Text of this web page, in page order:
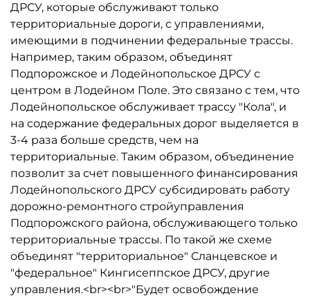
ДРСУ, которые обслуживают только
территориальные дороги, с управлениями,
имеющими в подчинении федеральные трассы.
Например, таким образом, объединят
Подпорожское и Лодейнопольское ДРСУ с
центром в Лодейном Поле. Это связано с тем, что
Лодейнопольское обслуживает трассу "Кола", и
на содержание федеральных дорог выделяется в
3-4 раза больше средств, чем на
территориальные. Таким образом, объединение
позволит за счет повышенного финансирования
Лодейнопольского ДРСУ субсидировать работу
дорожно-ремонтного стройуправления
Подпорожского района, обслуживающего только
территориальные трассы. По такой же схеме
объединят "территориальное" Сланцевское и
"федеральное" Кингисеппское ДРСУ, другие
управления.<br><br>"Будет освобождение